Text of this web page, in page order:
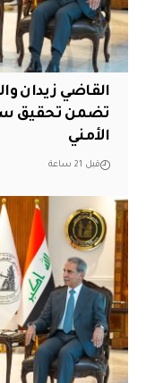
القاضي زيدان
تضمن تحقيق
الأمني
قبل 21 ساعة